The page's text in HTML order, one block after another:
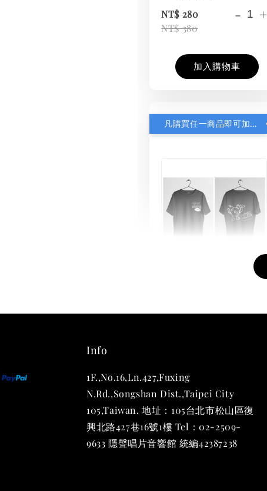
NT$ 280
NT$ 380
- +
加入購物車
凡購買任一商品即可加購 THT 九週年紀念 T-shirt
THT 九週年紀念 T-
Info
1F.,No.16,Ln.427,Fuxing
N.Rd.,Songshan Dist.,Taipei City
105,Taiwan. 地址：105台北市松山區復
興北路427巷16號1樓 Tel：02-2509-
9633 隱聲唱片音響館 統編42387238